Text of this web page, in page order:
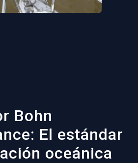
Bohn
El estándar
oceánica